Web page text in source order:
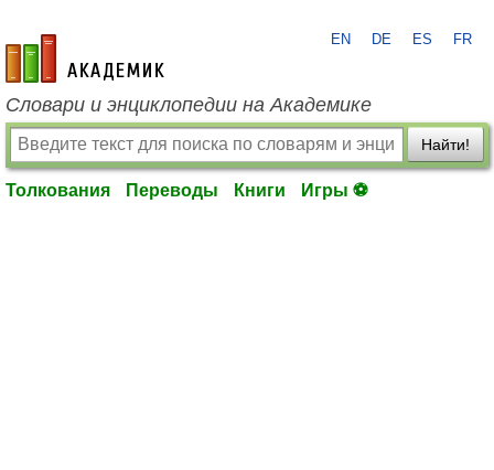
academic.ru
EN DE ES FR
Словари и энциклопедии на Академике
Найти!
Толкования Переводы Книги Игры ⚽